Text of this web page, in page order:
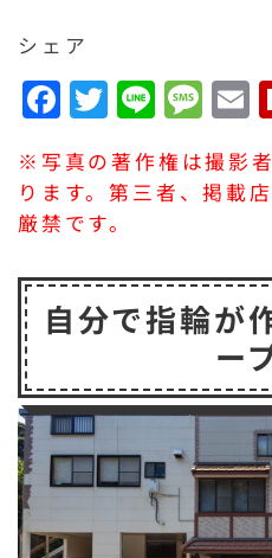
シェア
F
a
c
e
o
o
T
w
it
t
r
Li
n
e
M
e
s
s
g
e
m
a
※写真の著作権は撮影
ります。第三者、掲載
厳禁です。
自分で指輪が
ー